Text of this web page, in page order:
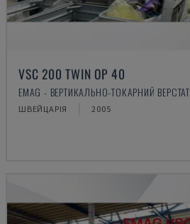
VSC 200 TWIN OP 40
EMAG - ВЕРТИКАЛЬНО-ТОКАРНИЙ ВЕРСТАТ
ШВЕЙЦАРІЯ 2005